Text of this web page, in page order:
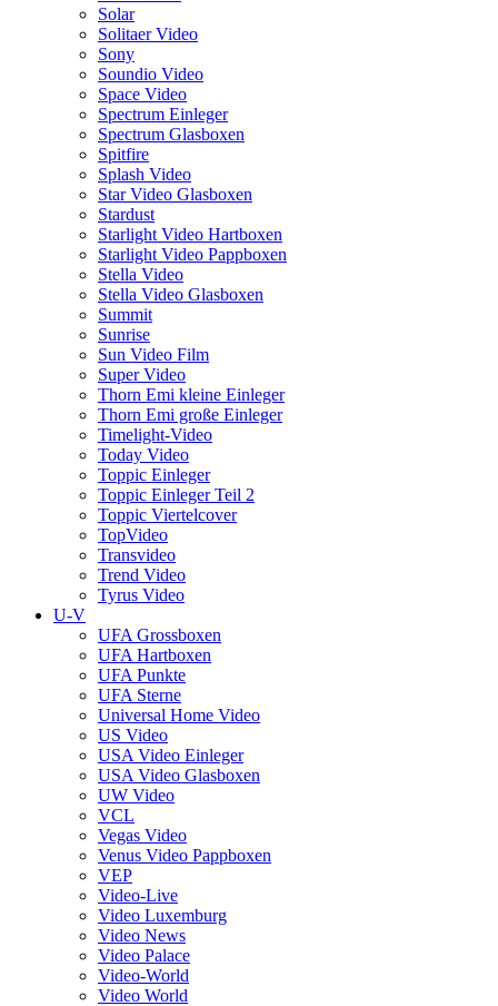
Solar
Solitaer Video
Sony
Soundio Video
Space Video
Spectrum Einleger
Spectrum Glasboxen
Spitfire
Splash Video
Star Video Glasboxen
Stardust
Starlight Video Hartboxen
Starlight Video Pappboxen
Stella Video
Stella Video Glasboxen
Summit
Sunrise
Sun Video Film
Super Video
Thorn Emi kleine Einleger
Thorn Emi große Einleger
Timelight-Video
Today Video
Toppic Einleger
Toppic Einleger Teil 2
Toppic Viertelcover
TopVideo
Transvideo
Trend Video
Tyrus Video
U-V
UFA Grossboxen
UFA Hartboxen
UFA Punkte
UFA Sterne
Universal Home Video
US Video
USA Video Einleger
USA Video Glasboxen
UW Video
VCL
Vegas Video
Venus Video Pappboxen
VEP
Video-Live
Video Luxemburg
Video News
Video Palace
Video-World
Video World